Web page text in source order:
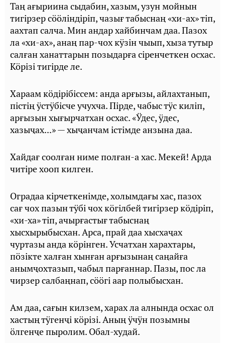
Таң ағыриина сыдабин, хазым, узун мойнын
тигiрзер сӧӧлiндiрiп, чазығ табыснаң «хи-ах» тiп,
аахтап салча. Мин андар хайбинчам даа. Пазох
ла «хи-ах», анаң пар-чох кӱзiн чыып, хыза тутыр
салған ханаттарын позыдарға сiренчеткен осхас.
Кӧрiзi тигiрде ле.
Хараам кӧдiрiбiссем: анда арғызы, айлахтанып,
пiстiң ӱстӱбiсче учухча. Пiрде, чабыс тӱс килiп,
арғызын хығырчатхан осхас. «Ӱдес, ӱдес,
хазыҷах...» — хыҷанчам iстiмде анзына даа.
Хайдағ соолған ниме полған-а хас. Мекей! Арда
читiре хооп килген.
Оградаа кiрчеткенiмде, холымдағы хас, пазох
сағ чох пазын тӱбi чох кӧгiлбей тигiрзер кӧдiрiп,
«хи-ха» тiп, ачырғастығ табыснаң
хысхырыбысхан. Арса, прай даа хысхаҷах
чуртазы анда кӧрiнген. Усчатхан харахтары,
пӧзiкте халған хынған арғызынаң саңайға
анымҷохтазып, чабыл парғаннар. Пазы, пос ла
чирзер салбаңнап, сӧӧгi аар полыбысхан.
Ам даа, сағын килзем, харах ла алнында осхас ол
хастың тӱгенҷi кӧрiзi. Аның ӱчӱн позымны
ӧлгенҷе пыролим. Обал-худай.